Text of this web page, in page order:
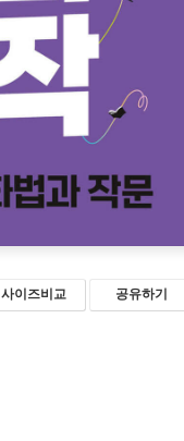
사이즈비교 공유하기